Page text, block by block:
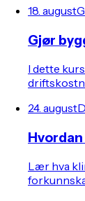
18. august
Gjør
I dette
24. august
Lær hva